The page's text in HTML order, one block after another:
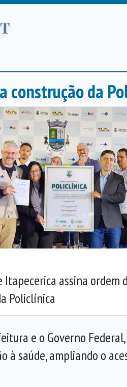
construção da
Itapecerica assina ordem
Policlínica
e o Governo
saúde, ampliando o